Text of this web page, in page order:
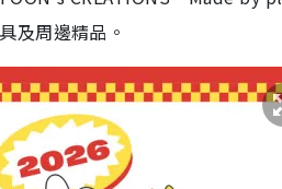
Babo
好鬼痴
及周邊精品。